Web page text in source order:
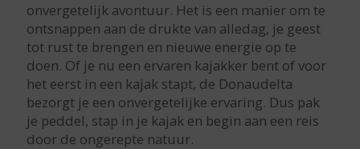
onvergetelijk avontuur. Het is een manier om te
ontsnappen aan de drukte van alledag, je geest
tot rust te brengen en nieuwe energie op te
doen. Of je nu een ervaren kajakker bent of voor
het eerst in een kajak stapt, de Donaudelta
bezorgt je een onvergetelijke ervaring. Dus pak
je peddel, stap in je kajak en begin aan een reis
door de ongerepte natuur.